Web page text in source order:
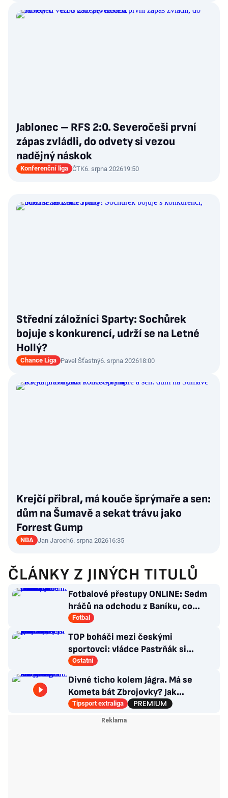
Jablonec – RFS 2:0. Severočeši první
zápas zvládli, do odvety si vezou
nadějný náskok
Konferenční liga ČTK6. srpna 202619:50
Střední záložníci Sparty: Sochůrek
bojuje s konkurencí, udrží se na Letné
Hollý?
Chance Liga Pavel Šťastný6. srpna 202618:00
Krejčí přibral, má kouče šprýmaře a sen:
dům na Šumavě a sekat trávu jako
Forrest Gump
NBA Jan Jaroch6. srpna 202616:35
ČLÁNKY Z JINÝCH TITULŮ
Fotbalové přestupy ONLINE: Sedm
hráčů na odchodu z Baníku, co
situace kolem Nombila?
Fotbal
TOP boháči mezi českými
sportovci: vládce Pastrňák si
pohoršil, překvapil „nejotravnější“
hráč
Ostatní
Divné ticho kolem Jágra. Má se
Kometa bát Zbrojovky? Jak
poskládat Pardubice
Tipsport extraliga